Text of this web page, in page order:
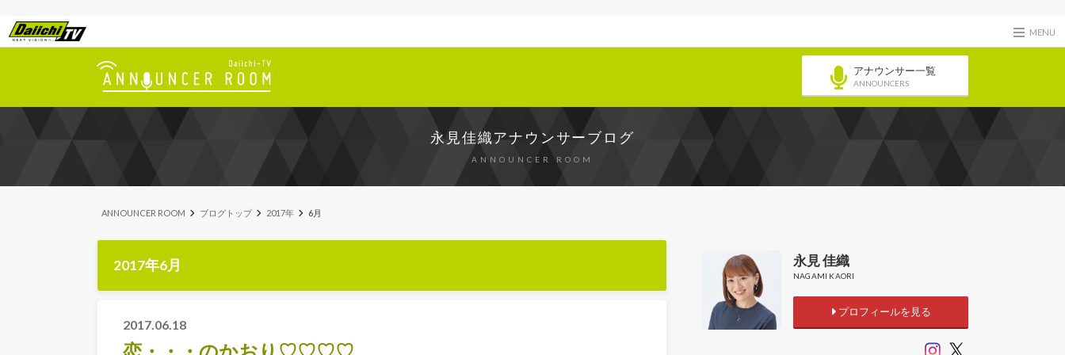
MENU
アナウンサー一覧
ANNOUNCERS
永見佳織アナウンサーブログ
ANNOUNCER ROOM
ANNOUNCER ROOM ブログトップ 2017年 6月
2017年6月
2017.06.18
永見 佳織
NAGAMI KAORI
プロフィールを見る